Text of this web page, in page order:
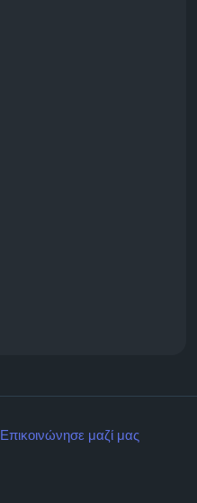
Επικοινώνησε μαζί μας